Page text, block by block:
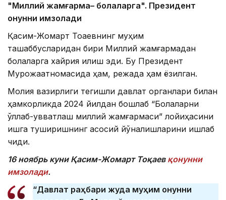
"Миллий жамғарма– болаларга". Президент
қонунни имзолади
Қасим-Жомарт Тоқаевнинг муҳим
ташаббусларидан бири Миллий жамғармадан
болаларга хайрия қилиш эди. Бу Президент
Мурожаатномасида ҳам, режада ҳам ёзилган.
Молия вазирлиги тегишли давлат органлари билан
ҳамкорликда 2024 йилдан бошлаб “Болаларни
қўллаб-қувватлаш миллий жамғармаси” лойиҳасини
ишга туширишнинг асосий йўналишларини ишлаб
чиқди.
16 ноябрь куни Қасим-Жомарт Тоқаев қонунни
имзолади.
“Давлат раҳбари жуда муҳим қонунни